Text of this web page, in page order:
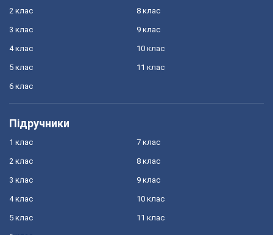
2 клас
3 клас
4 клас
5 клас
6 клас
8 клас
9 клас
10 клас
11 клас
Підручники
1 клас
2 клас
3 клас
4 клас
5 клас
7 клас
8 клас
9 клас
10 клас
11 клас